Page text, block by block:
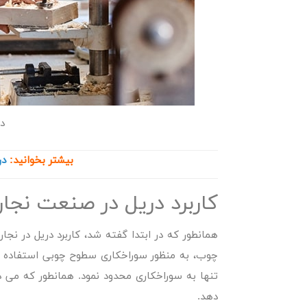
بیشتر بخوانید:
کاربرد دریل در صنعت
همانطور که در ابتدا گفته شد، کاربرد دریل در
چوب، به منظور سوراخکاری سطوح چوبی
تنها به سوراخکاری محدود نمود. همانطور که می
دهد.